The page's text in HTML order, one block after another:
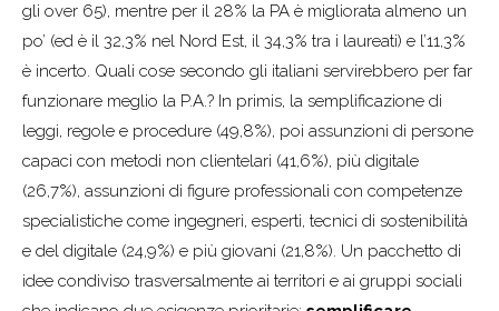
gli over 65), mentre per il 28% la PA è migliorata almeno un
po’ (ed è il 32,3% nel Nord Est, il 34,3% tra i laureati) e l’11,3%
è incerto. Quali cose secondo gli italiani servirebbero per far
funzionare meglio la P.A.? In primis, la semplificazione di
leggi, regole e procedure (49,8%), poi assunzioni di persone
capaci con metodi non clientelari (41,6%), più digitale
(26,7%), assunzioni di figure professionali con competenze
specialistiche come ingegneri, esperti, tecnici di sostenibilità
e del digitale (24,9%) e più giovani (21,8%). Un pacchetto di
idee condiviso trasversalmente ai territori e ai gruppi sociali